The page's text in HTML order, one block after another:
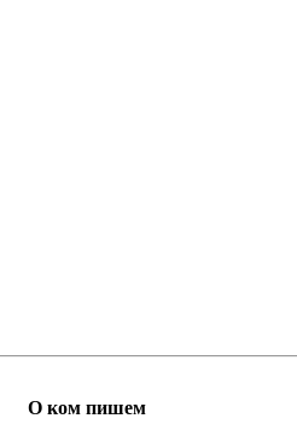
О ком пишем